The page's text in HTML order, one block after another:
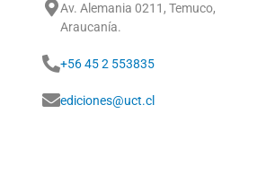
Av. Alemania 0211, Temuco,
Araucanía.
+56 45 2 553835
ediciones@uct.cl